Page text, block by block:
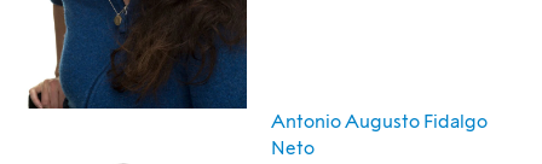
Antonio Augusto Fidalgo
Neto